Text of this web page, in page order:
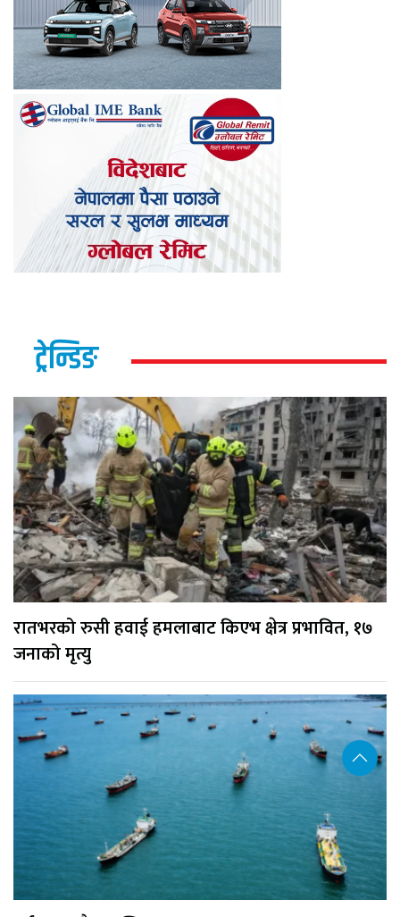
ट्रेन्डिङ
रातभरको रुसी हवाई हमलाबाट किएभ क्षेत्र प्रभावित, १७
जनाको मृत्यु